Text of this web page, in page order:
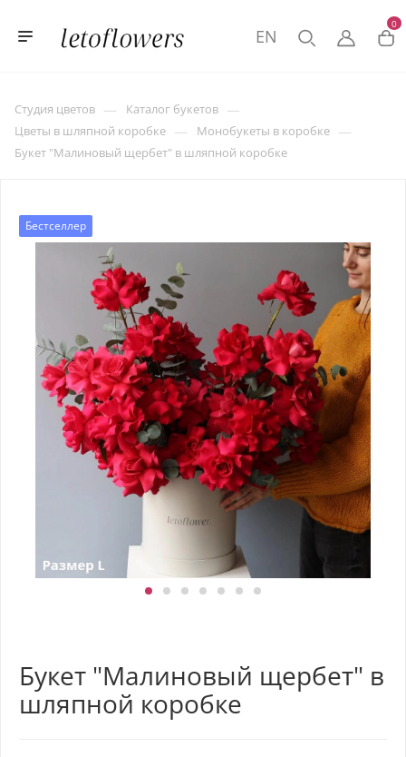
0
EN
Студия цветов — Каталог букетов —
Цветы в шляпной коробке — Монобукеты в коробке —
Букет "Малиновый щербет" в шляпной коробке
Бестселлер
Букет "Малиновый щербет" в
шляпной коробке